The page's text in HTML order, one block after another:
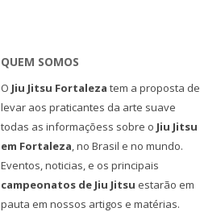
QUEM SOMOS
O Jiu Jitsu Fortaleza tem a proposta de
levar aos praticantes da arte suave
todas as informaçõess sobre o Jiu Jitsu
em Fortaleza, no Brasil e no mundo.
Eventos, noticias, e os principais
campeonatos de Jiu Jitsu estarão em
pauta em nossos artigos e matérias.